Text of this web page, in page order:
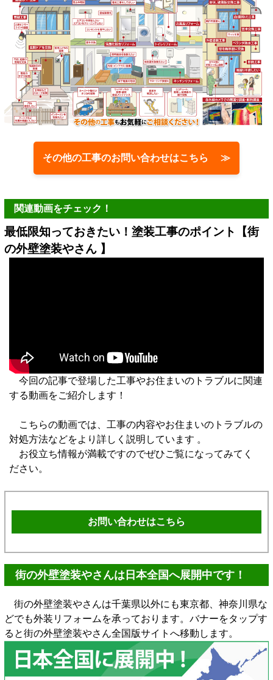
その他の工事のお問い合わせはこちら ≫
関連動画をチェック！
最低限知っておきたい！塗装工事のポイント【街
の外壁塗装やさん 】
今回の記事で登場した工事やお住まいのトラブルに関連
する動画をご紹介します！
こちらの動画では、工事の内容やお住まいのトラブルの
対処方法などをより詳しく説明しています 。
お役立ち情報が満載ですのでぜひご覧になってみてく
ださい。
お問い合わせはこちら
街の外壁塗装やさんは日本全国へ展開中です！
街の外壁塗装やさんは千葉県以外にも東京都、神奈川県な
どでも外装リフォームを承っております。バナーをタップす
ると街の外壁塗装やさん全国版サイトへ移動します。